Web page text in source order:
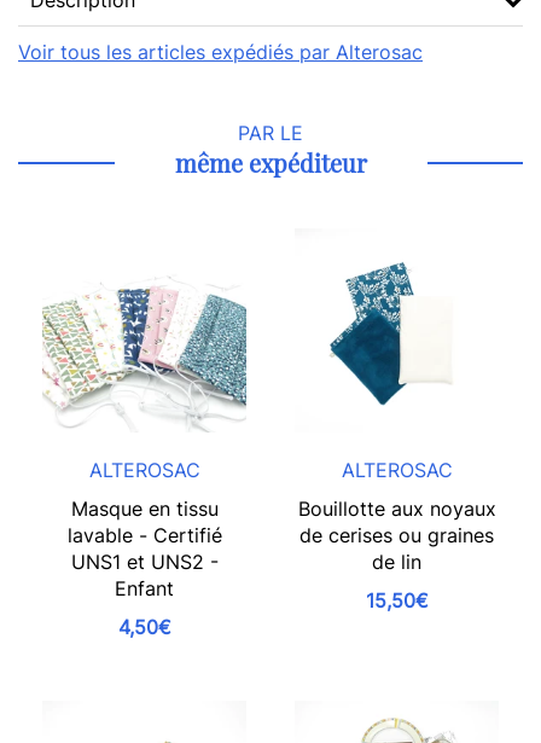
Voir tous les articles expédiés par Alterosac
PAR LE
même expéditeur
ALTEROSAC
Masque en tissu
lavable - Certifié
UNS1 et UNS2 -
Enfant
4,50€
ALTEROSAC
Bouillotte aux noyaux
de cerises ou graines
de lin
15,50€